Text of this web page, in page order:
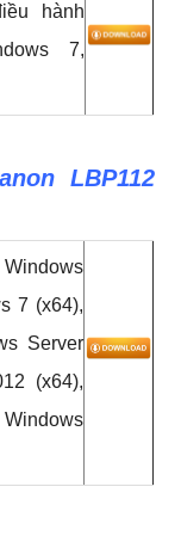
hành
7,
LBP112
7 (x64),
Server
(x64),